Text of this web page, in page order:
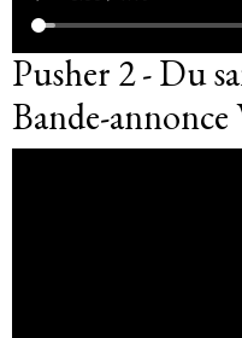
Pusher 2 - Du
Bande-annonce